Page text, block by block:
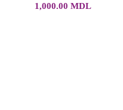
1,000.00 MDL